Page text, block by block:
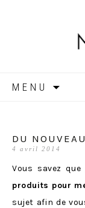
MENU
DU
4 avril 2014
Vous savez que
produits pour
sujet afin de